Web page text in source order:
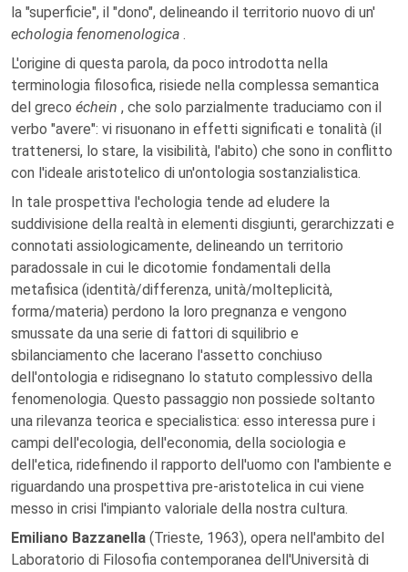
la "superficie", il "dono", delineando il territorio nuovo di un'
echologia fenomenologica .
L'origine di questa parola, da poco introdotta nella
terminologia filosofica, risiede nella complessa semantica
del greco échein , che solo parzialmente traduciamo con il
verbo "avere": vi risuonano in effetti significati e tonalità (il
trattenersi, lo stare, la visibilità, l'abito) che sono in conflitto
con l'ideale aristotelico di un'ontologia sostanzialistica.
In tale prospettiva l'echologia tende ad eludere la
suddivisione della realtà in elementi disgiunti, gerarchizzati e
connotati assiologicamente, delineando un territorio
paradossale in cui le dicotomie fondamentali della
metafisica (identità/differenza, unità/molteplicità,
forma/materia) perdono la loro pregnanza e vengono
smussate da una serie di fattori di squilibrio e
sbilanciamento che lacerano l'assetto conchiuso
dell'ontologia e ridisegnano lo statuto complessivo della
fenomenologia. Questo passaggio non possiede soltanto
una rilevanza teorica e specialistica: esso interessa pure i
campi dell'ecologia, dell'economia, della sociologia e
dell'etica, ridefinendo il rapporto dell'uomo con l'ambiente e
riguardando una prospettiva pre-aristotelica in cui viene
messo in crisi l'impianto valoriale della nostra cultura.
Emiliano Bazzanella (Trieste, 1963), opera nell'ambito del
Laboratorio di Filosofia contemporanea dell'Università di